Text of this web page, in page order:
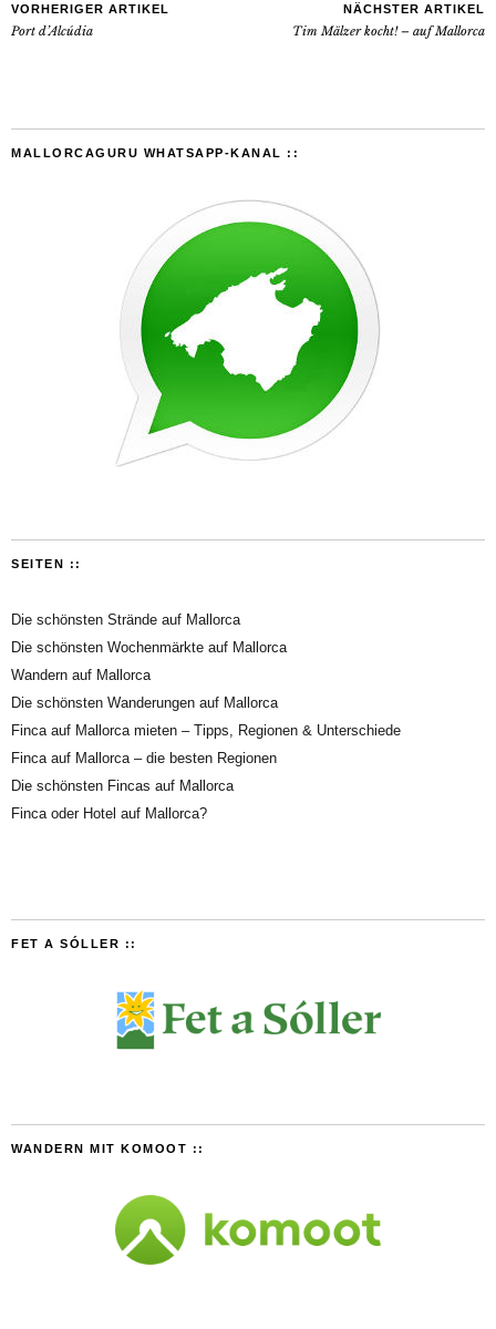
VORHERIGER ARTIKEL
Port d’Alcúdia
NÄCHSTER ARTIKEL
Tim Mälzer kocht! – auf Mallorca
MALLORCAGURU WHATSAPP-KANAL ::
SEITEN ::
Die schönsten Strände auf Mallorca
Die schönsten Wochenmärkte auf Mallorca
Wandern auf Mallorca
Die schönsten Wanderungen auf Mallorca
Finca auf Mallorca mieten – Tipps, Regionen & Unterschiede
Finca auf Mallorca – die besten Regionen
Die schönsten Fincas auf Mallorca
Finca oder Hotel auf Mallorca?
FET A SÓLLER ::
WANDERN MIT KOMOOT ::